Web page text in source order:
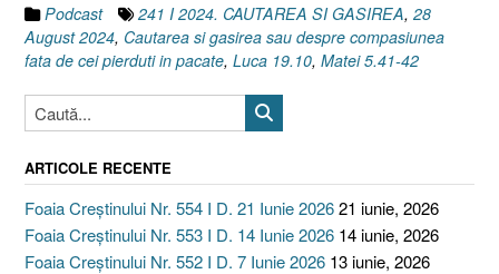
Podcast 241 I 2024. CAUTAREA SI GASIREA, 28
August 2024, Cautarea si gasirea sau despre compasiunea
fata de cei pierduti in pacate, Luca 19.10, Matei 5.41-42
ARTICOLE RECENTE
Foaia Creștinului Nr. 554 I D. 21 Iunie 202621 iunie, 2026
Foaia Creștinului Nr. 553 I D. 14 Iunie 2026 14 iunie, 2026
Foaia Creștinului Nr. 552 I D. 7 Iunie 2026 13 iunie, 2026